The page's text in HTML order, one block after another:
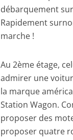
débarquement
Rapidement
marche !
Au 2ème étage,
admirer une
la marque
Station Wagon.
proposer des
proposer quatre